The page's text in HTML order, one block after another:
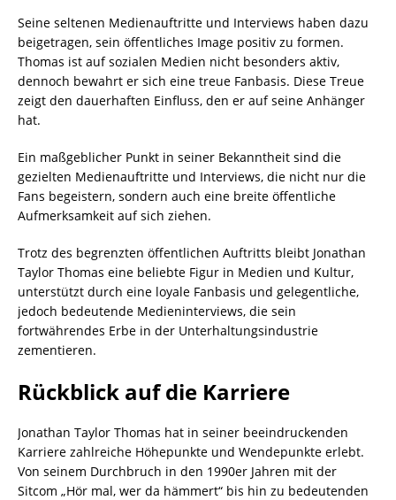
Seine seltenen Medienauftritte und Interviews haben dazu
beigetragen, sein öffentliches Image positiv zu formen.
Thomas ist auf sozialen Medien nicht besonders aktiv,
dennoch bewahrt er sich eine treue Fanbasis. Diese Treue
zeigt den dauerhaften Einfluss, den er auf seine Anhänger
hat.
Ein maßgeblicher Punkt in seiner Bekanntheit sind die
gezielten Medienauftritte und Interviews, die nicht nur die
Fans begeistern, sondern auch eine breite öffentliche
Aufmerksamkeit auf sich ziehen.
Trotz des begrenzten öffentlichen Auftritts bleibt Jonathan
Taylor Thomas eine beliebte Figur in Medien und Kultur,
unterstützt durch eine loyale Fanbasis und gelegentliche,
jedoch bedeutende Medieninterviews, die sein
fortwährendes Erbe in der Unterhaltungsindustrie
zementieren.
Rückblick auf die Karriere
Jonathan Taylor Thomas hat in seiner beeindruckenden
Karriere zahlreiche Höhepunkte und Wendepunkte erlebt.
Von seinem Durchbruch in den 1990er Jahren mit der
Sitcom „Hör mal, wer da hämmert“ bis hin zu bedeutenden